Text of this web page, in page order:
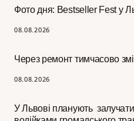
Фото дня: Bestseller Fest у
08.08.2026
Через ремонт тимчасово
08.08.2026
У Львові планують